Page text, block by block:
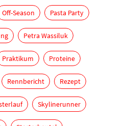
Off-Season Pasta Party
Petra Wassiluk
Praktikum Proteine
Rennbericht Rezept
Skylinerunner